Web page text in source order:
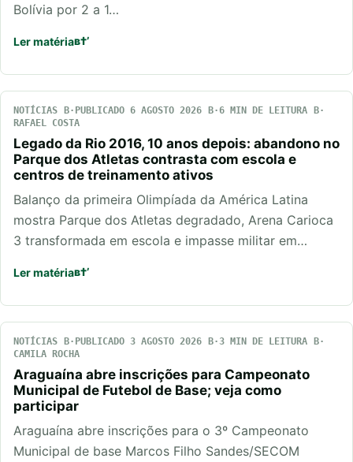
Bolívia por 2 a 1…
Ler matéria
NOTÍCIAS PUBLICADO 6 AGOSTO 2026
6 MIN DE LEITURA
RAFAEL COSTA
Legado da Rio 2016, 10 anos depois: abandono no
Parque dos Atletas contrasta com escola e
centros de treinamento ativos
Balanço da primeira Olimpíada da América Latina
mostra Parque dos Atletas degradado, Arena Carioca
3 transformada em escola e impasse militar em…
Ler matéria
NOTÍCIAS PUBLICADO 3 AGOSTO 2026
3 MIN DE LEITURA
CAMILA ROCHA
Araguaína abre inscrições para Campeonato
Municipal de Futebol de Base; veja como
participar
Araguaína abre inscrições para o 3º Campeonato
Municipal de base Marcos Filho Sandes/SECOM